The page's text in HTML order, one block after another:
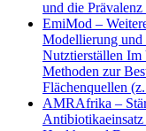
und die
EmiMod –
Modellierung und
Nutztierställen
Methoden zur
Flächenquellen
AMRAfrika –